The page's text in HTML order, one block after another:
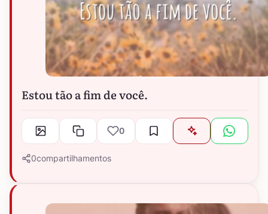
Estou tão a fim de você.
0
0compartilhamentos